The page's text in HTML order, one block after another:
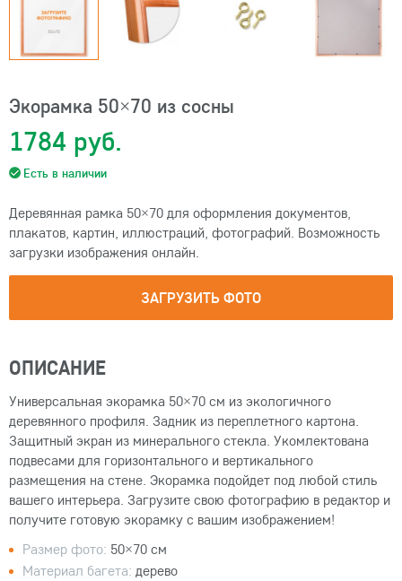
Экорамка 50×70 из сосны
1784 руб.
Есть в наличии
Деревянная рамка 50×70 для оформления документов,
плакатов, картин, иллюстраций, фотографий. Возможность
загрузки изображения онлайн.
ЗАГРУЗИТЬ ФОТО
ОПИСАНИЕ
Универсальная экорамка 50×70 см из экологичного
деревянного профиля. Задник из переплетного картона.
Защитный экран из минерального стекла. Укомлектована
подвесами для горизонтального и вертикального
размещения на стене. Экорамка подойдет под любой стиль
вашего интерьера. Загрузите свою фотографию в редактор и
получите готовую экорамку с вашим изображением!
Размер фото: 50×70 см
Материал багета: дерево